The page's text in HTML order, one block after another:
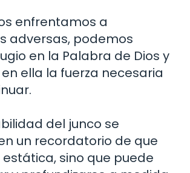
enfrentamos a
adversas, podemos
en la Palabra de Dios y
ella la fuerza necesaria
del junco se
un recordatorio de que
estática, sino que puede